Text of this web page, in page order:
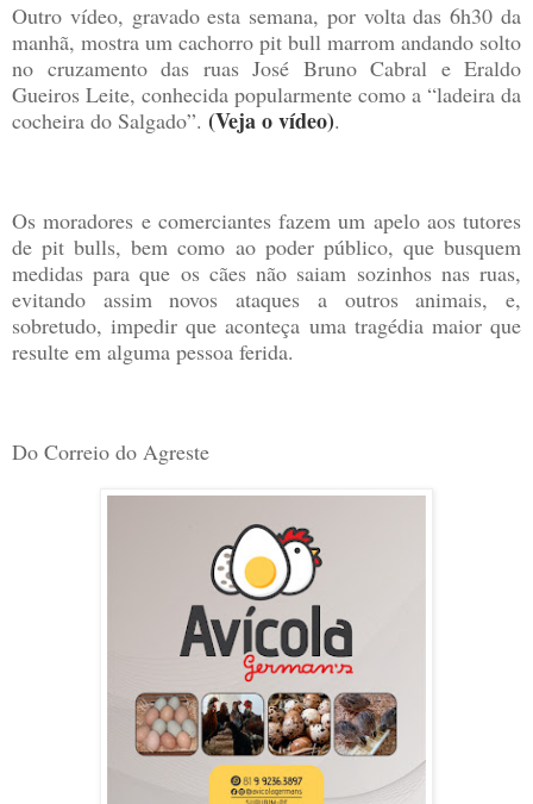
Outro vídeo, gravado esta semana, por volta das 6h30 da
manhã, mostra um cachorro pit bull marrom andando solto
no cruzamento das ruas José Bruno Cabral e Eraldo
Gueiros Leite, conhecida popularmente como a “ladeira da
cocheira do Salgado”. (Veja o vídeo).
Os moradores e comerciantes fazem um apelo aos tutores
de pit bulls, bem como ao poder público, que busquem
medidas para que os cães não saiam sozinhos nas ruas,
evitando assim novos ataques a outros animais, e,
sobretudo, impedir que aconteça uma tragédia maior que
resulte em alguma pessoa ferida.
Do Correio do Agreste